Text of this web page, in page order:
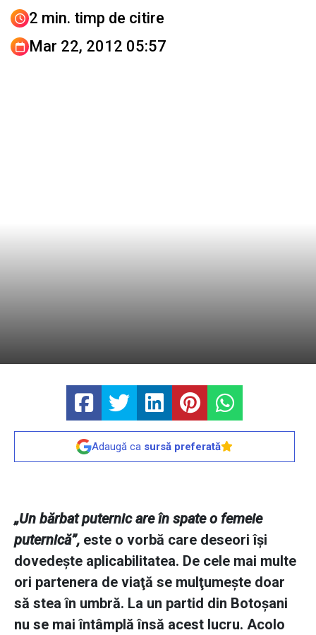
2 min. timp de citire
Mar 22, 2012 05:57
Adaugă ca sursă preferată
„Un bărbat puternic are în spate o femeie
puternică”, este o vorbă care deseori îşi
dovedeşte aplicabilitatea. De cele mai multe
ori partenera de viaţă se mulţumeşte doar
să stea în umbră. La un partid din Botoşani
nu se mai întâmplă însă acest lucru. Acolo